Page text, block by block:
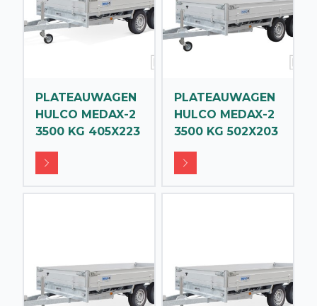
PLATEAUWAGEN
HULCO MEDAX-2
3500 KG 405X223
PLATEAUWAGEN
HULCO MEDAX-2
3500 KG 502X203